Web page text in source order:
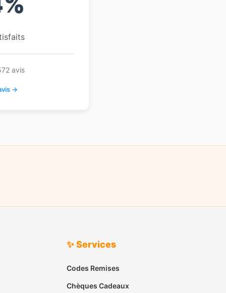
avis
→
✨ Services
Codes Remises
Chèques Cadeaux